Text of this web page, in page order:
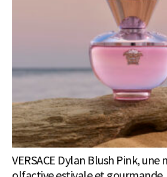
VERSACE Dylan Blush Pink,